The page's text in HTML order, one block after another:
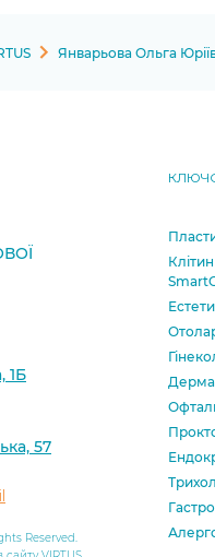
Январьова Ольга
1Б
57
Reserved.